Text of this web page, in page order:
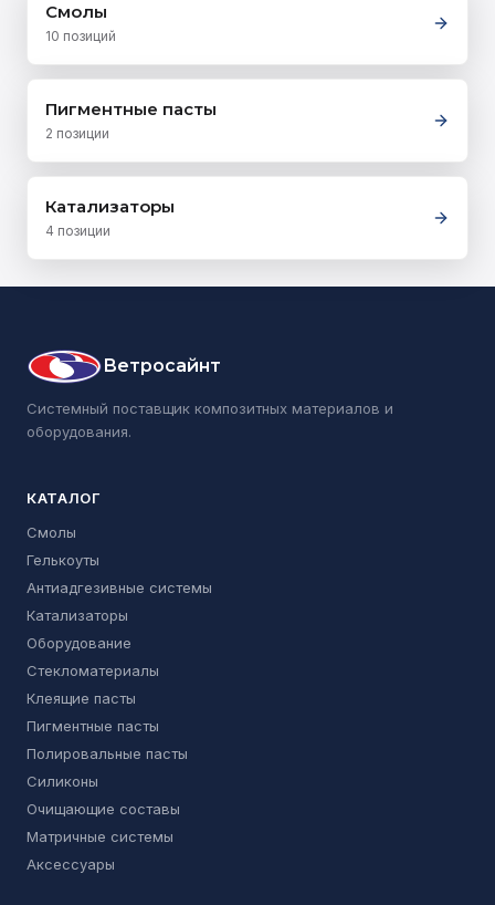
Смолы
10 позиций
Пигментные пасты
2 позиции
Катализаторы
4 позиции
Ветросайнт
Системный поставщик композитных материалов и
оборудования.
КАТАЛОГ
Смолы
Гелькоуты
Антиадгезивные системы
Катализаторы
Оборудование
Стекломатериалы
Клеящие пасты
Пигментные пасты
Полировальные пасты
Силиконы
Очищающие составы
Матричные системы
Аксессуары